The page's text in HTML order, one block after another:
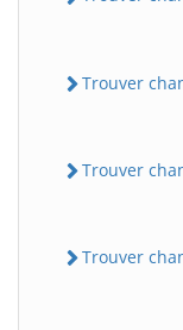
Trouver
Trouver
Trouver